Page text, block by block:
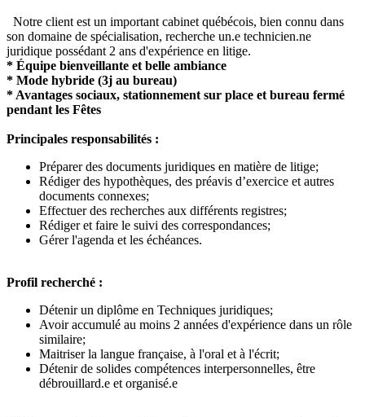
Notre client est un important cabinet québécois, bien connu dans
son domaine de spécialisation, recherche un.e technicien.ne
juridique possédant 2 ans d'expérience en litige.
* Équipe bienveillante et belle ambiance
* Mode hybride (3j au bureau)
* Avantages sociaux, stationnement sur place et bureau fermé
pendant les Fêtes
Principales responsabilités :
Préparer des documents juridiques en matière de litige;
Rédiger des hypothèques, des préavis d’exercice et autres
documents connexes;
Effectuer des recherches aux différents registres;
Rédiger et faire le suivi des correspondances;
Gérer l'agenda et les échéances.
Profil recherché :
Détenir un diplôme en Techniques juridiques;
Avoir accumulé au moins 2 années d'expérience dans un rôle
similaire;
Maitriser la langue française, à l'oral et à l'écrit;
Détenir de solides compétences interpersonnelles, être
débrouillard.e et organisé.e